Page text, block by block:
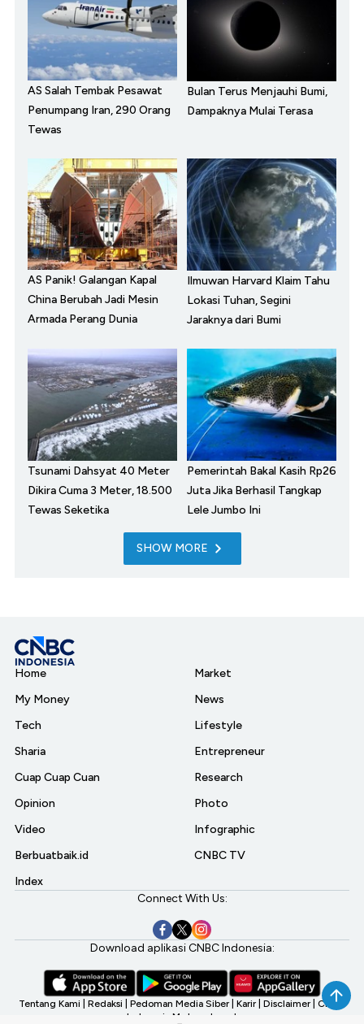
AS Salah Tembak Pesawat
Penumpang Iran, 290 Orang
Tewas
Bulan Terus Menjauhi Bumi,
Dampaknya Mulai Terasa
AS Panik! Galangan Kapal
China Berubah Jadi Mesin
Armada Perang Dunia
Ilmuwan Harvard Klaim Tahu
Lokasi Tuhan, Segini
Jaraknya dari Bumi
Tsunami Dahsyat 40 Meter
Dikira Cuma 3 Meter, 18.500
Tewas Seketika
Pemerintah Bakal Kasih Rp26
Juta Jika Berhasil Tangkap
Lele Jumbo Ini
SHOW MORE
Home
My Money
Tech
Sharia
Cuap Cuap Cuan
Opinion
Video
Berbuatbaik.id
Index
Market
News
Lifestyle
Entrepreneur
Research
Photo
Infographic
CNBC TV
Connect With Us:
Download aplikasi CNBC Indonesia:
Tentang Kami Redaksi Pedoman Media Siber Karir Disclaimer CNBC
Indonesia My Investment